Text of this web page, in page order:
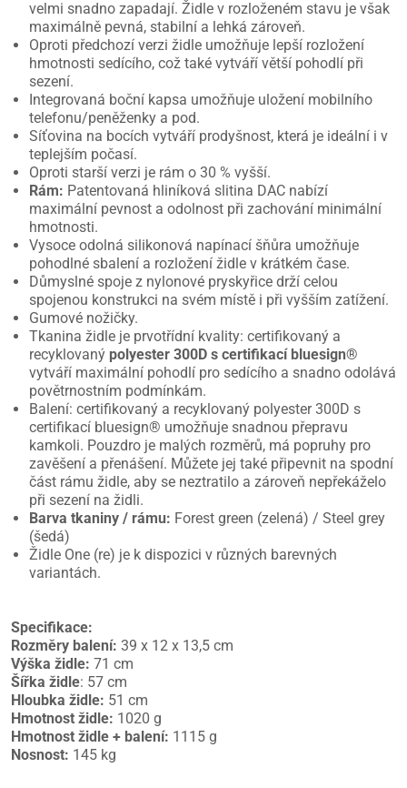
velmi snadno zapadají. Židle v rozloženém stavu je však
maximálně pevná, stabilní a lehká zároveň.
Oproti předchozí verzi židle umožňuje lepší rozložení
hmotnosti sedícího, což také vytváří větší pohodlí při
sezení.
Integrovaná boční kapsa umožňuje uložení mobilního
telefonu/peněženky a pod.
Síťovina na bocích vytváří prodyšnost, která je ideální i v
teplejším počasí.
Oproti starší verzi je rám o 30 % vyšší.
Rám: Patentovaná hliníková slitina DAC nabízí
maximální pevnost a odolnost při zachování minimální
hmotnosti.
Vysoce odolná silikonová napínací šňůra umožňuje
pohodlné sbalení a rozložení židle v krátkém čase.
Důmyslné spoje z nylonové pryskyřice drží celou
spojenou konstrukci na svém místě i při vyšším zatížení.
Gumové nožičky.
Tkanina židle je prvotřídní kvality: certifikovaný a
recyklovaný polyester 300D s certifikací bluesign®
vytváří maximální pohodlí pro sedícího a snadno odolává
povětrnostním podmínkám.
Balení: certifikovaný a recyklovaný polyester 300D s
certifikací bluesign® umožňuje snadnou přepravu
kamkoli. Pouzdro je malých rozměrů, má popruhy pro
zavěšení a přenášení. Můžete jej také připevnit na spodní
část rámu židle, aby se neztratilo a zároveň nepřekáželo
při sezení na židli.
Barva tkaniny / rámu: Forest green (zelená) / Steel grey
(šedá)
Židle One (re) je k dispozici v různých barevných
variantách.
Specifikace:
Rozměry balení: 39 x 12 x 13,5 cm
Výška židle: 71 cm
Šířka židle: 57 cm
Hloubka židle: 51 cm
Hmotnost židle: 1020 g
Hmotnost židle + balení: 1115 g
Nosnost: 145 kg